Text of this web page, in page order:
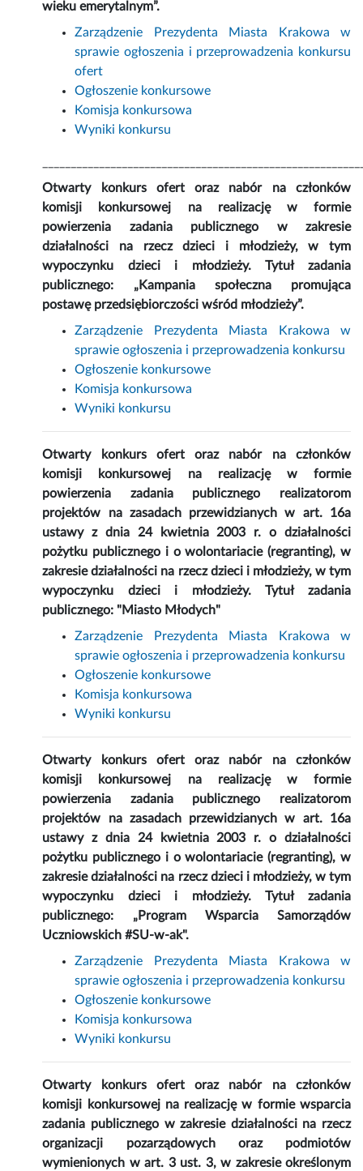
wieku emerytalnym”.
Zarządzenie Prezydenta Miasta Krakowa w
sprawie ogłoszenia i przeprowadzenia konkursu
ofert
Ogłoszenie konkursowe
Komisja konkursowa
Wyniki konkursu
Otwarty konkurs ofert oraz nabór na członków
komisji konkursowej na realizację w formie
powierzenia zadania publicznego w zakresie
działalności na rzecz dzieci i młodzieży, w tym
wypoczynku dzieci i młodzieży. Tytuł zadania
publicznego: „Kampania społeczna promująca
postawę przedsiębiorczości wśród młodzieży”.
Zarządzenie Prezydenta Miasta Krakowa w
sprawie ogłoszenia i przeprowadzenia konkursu
Ogłoszenie konkursowe
Komisja konkursowa
Wyniki konkursu
Otwarty konkurs ofert oraz nabór na członków
komisji konkursowej na realizację w formie
powierzenia zadania publicznego realizatorom
projektów na zasadach przewidzianych w art. 16a
ustawy z dnia 24 kwietnia 2003 r. o działalności
pożytku publicznego i o wolontariacie (regranting), w
zakresie działalności na rzecz dzieci i młodzieży, w tym
wypoczynku dzieci i młodzieży. Tytuł zadania
publicznego: "Miasto Młodych"
Zarządzenie Prezydenta Miasta Krakowa w
sprawie ogłoszenia i przeprowadzenia konkursu
Ogłoszenie konkursowe
Komisja konkursowa
Wyniki konkursu
Otwarty konkurs ofert oraz nabór na członków
komisji konkursowej na realizację w formie
powierzenia zadania publicznego realizatorom
projektów na zasadach przewidzianych w art. 16a
ustawy z dnia 24 kwietnia 2003 r. o działalności
pożytku publicznego i o wolontariacie (regranting), w
zakresie działalności na rzecz dzieci i młodzieży, w tym
wypoczynku dzieci i młodzieży. Tytuł zadania
publicznego: „Program Wsparcia Samorządów
Uczniowskich #SU-w-ak".
Zarządzenie Prezydenta Miasta Krakowa w
sprawie ogłoszenia i przeprowadzenia konkursu
Ogłoszenie konkursowe
Komisja konkursowa
Wyniki konkursu
Otwarty konkurs ofert oraz nabór na członków
komisji konkursowej na realizację w formie wsparcia
zadania publicznego w zakresie działalności na rzecz
organizacji pozarządowych oraz podmiotów
wymienionych w art. 3 ust. 3, w zakresie określonym